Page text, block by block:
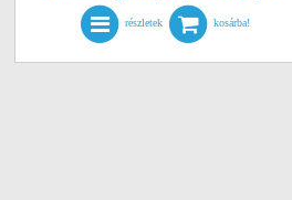
részletek kosárba!